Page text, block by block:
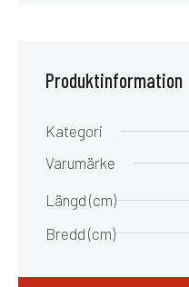
Produktinformation
Kategori
Varumärke
Längd (cm)
Bredd (cm)